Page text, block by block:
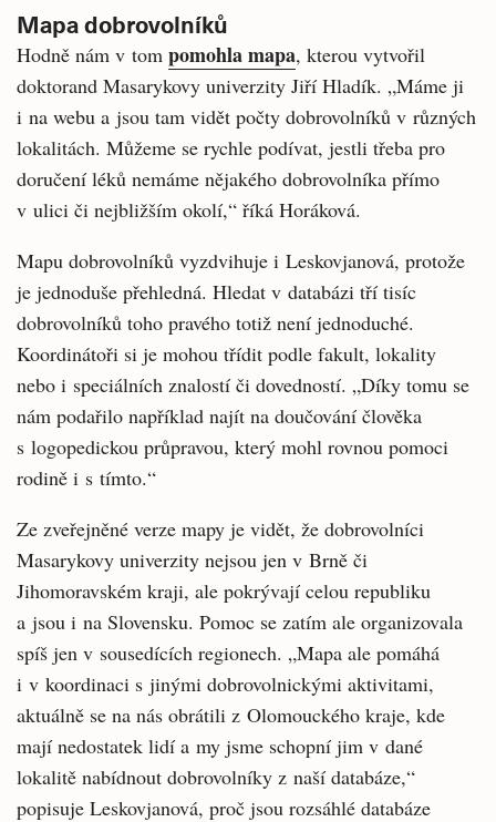
Mapa dobrovolníků
Hodně nám v tom pomohla mapa, kterou vytvořil
doktorand Masarykovy univerzity Jiří Hladík. „Máme ji
i na webu a jsou tam vidět počty dobrovolníků v různých
lokalitách. Můžeme se rychle podívat, jestli třeba pro
doručení léků nemáme nějakého dobrovolníka přímo
v ulici či nejbližším okolí,“ říká Horáková.
Mapu dobrovolníků vyzdvihuje i Leskovjanová, protože
je jednoduše přehledná. Hledat v databázi tří tisíc
dobrovolníků toho pravého totiž není jednoduché.
Koordinátoři si je mohou třídit podle fakult, lokality
nebo i speciálních znalostí či dovedností. „Díky tomu se
nám podařilo například najít na doučování člověka
s logopedickou průpravou, který mohl rovnou pomoci
rodině i s tímto.“
Ze zveřejněné verze mapy je vidět, že dobrovolníci
Masarykovy univerzity nejsou jen v Brně či
Jihomoravském kraji, ale pokrývají celou republiku
a jsou i na Slovensku. Pomoc se zatím ale organizovala
spíš jen v sousedících regionech. „Mapa ale pomáhá
i v koordinaci s jinými dobrovolnickými aktivitami,
aktuálně se na nás obrátili z Olomouckého kraje, kde
mají nedostatek lidí a my jsme schopní jim v dané
lokalitě nabídnout dobrovolníky z naší databáze,“
popisuje Leskovjanová, proč jsou rozsáhlé databáze